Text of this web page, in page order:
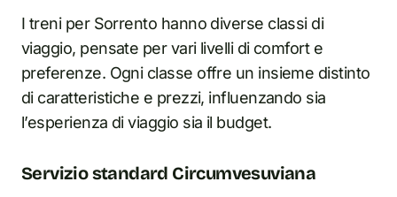
I treni per Sorrento hanno diverse classi di
viaggio, pensate per vari livelli di comfort e
preferenze. Ogni classe offre un insieme distinto
di caratteristiche e prezzi, influenzando sia
l’esperienza di viaggio sia il budget.
Servizio standard Circumvesuviana